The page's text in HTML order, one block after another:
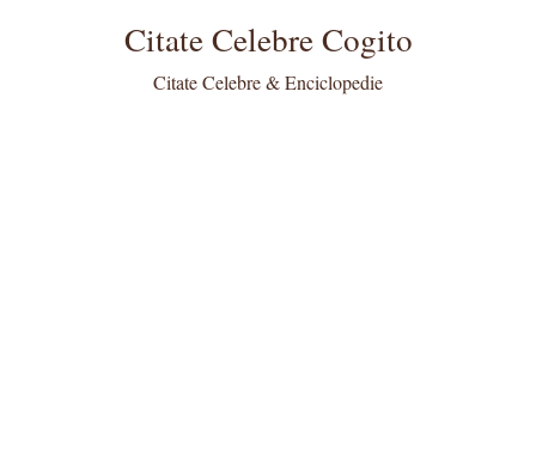
Citate Celebre Cogito
Citate Celebre & Enciclopedie